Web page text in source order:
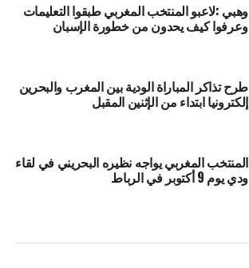
وهبي :لاعبو المنتخب المغربي طبقوا التعليمات
وعرفوا كيف يحدون من خطورة الإسبان
طرح تذاكر المباراة الودية بين المغرب والبحرين
إلكترونيا ابتداء من الإثنين المقبل
المنتخب المغربي يواجه نظيره البحريني في لقاء
ودي يوم 9 أكتوبر في الرباط